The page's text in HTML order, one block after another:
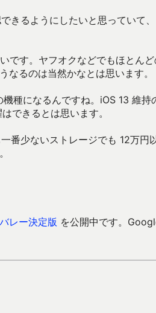
きるようにしたいと思っていて
す。ヤフオクなどでもほとん
るのは当然かなとは思います。
種になるんですね。iOS 13 維
できるとは思います。
少ないストレージでも 12万円
レー決定版 を公開中です。